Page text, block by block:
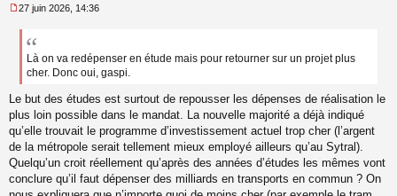
e
g
e
n
o
n
l
u
27 juin 2026, 14:36
Là on va redépenser en étude mais pour retourner sur un projet plus
cher. Donc oui, gaspi.
Le but des études est surtout de repousser les dépenses de réalisation le
plus loin possible dans le mandat. La nouvelle majorité a déjà indiqué
qu’elle trouvait le programme d’investissement actuel trop cher (l’argent
de la métropole serait tellement mieux employé ailleurs qu’au Sytral).
Quelqu’un croit réellement qu’après des années d’études les mêmes vont
conclure qu’il faut dépenser des milliards en transports en commun ? On